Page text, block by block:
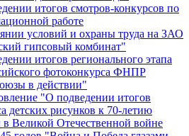
итогов смотров-конкурсов по
работе
условий и охраны труда на ЗАО
гипсовый комбинат"
итогов регионального этапа
фотоконкурса ФНПР
в действии"
"О подведении итогов
детских рисунков к 70-летию
Великой Отечественной войне